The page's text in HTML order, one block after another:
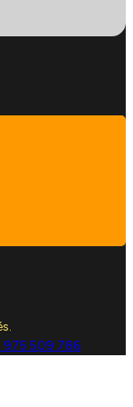
975 509 786